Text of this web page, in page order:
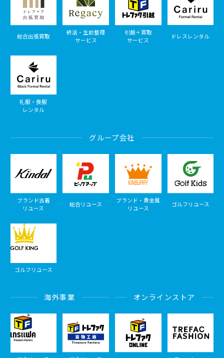
総合出張買取
終活・生前整理
サービス
引越＋買取
サービス
ドレスレンタル
礼服・喪服
レンタル
グループ会社
ブランド古着
リユース
総合リユース
ブランド・貴金属
リユース
ゴルフリユース
ゴルフリユース
海外事業 オンラインストア